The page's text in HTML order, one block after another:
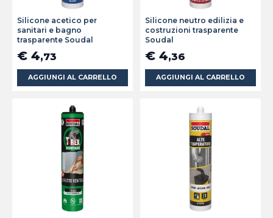
Silicone acetico per
sanitari e bagno
trasparente Soudal
€ 4,73
AGGIUNGI AL CARRELLO
Silicone neutro edilizia e
costruzioni trasparente
Soudal
€ 4,36
AGGIUNGI AL CARRELLO